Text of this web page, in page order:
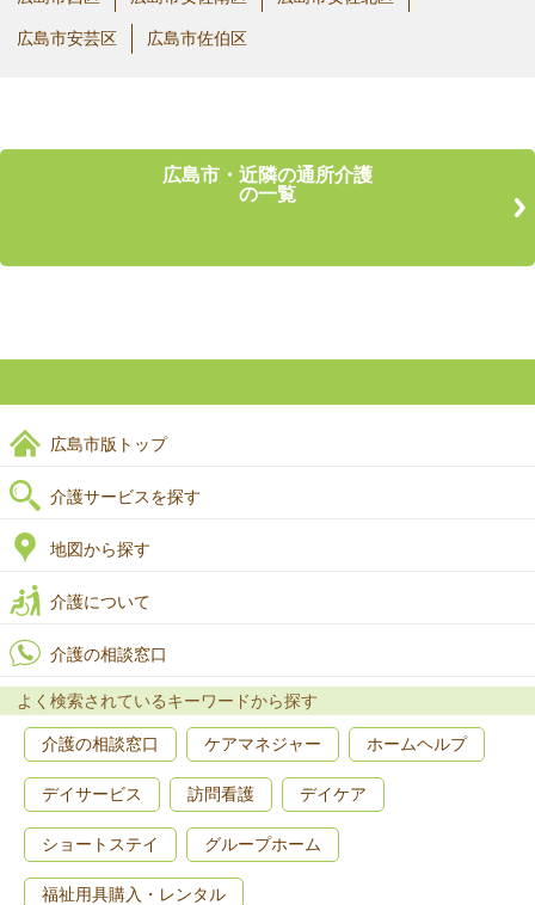
広島市安芸区 広島市佐伯区
広島市・近隣の通所介護
の一覧
広島市版トップ
介護サービスを探す
地図から探す
介護について
介護の相談窓口
よく検索されているキーワードから探す
介護の相談窓口 ケアマネジャー ホームヘルプ
デイサービス 訪問看護 デイケア
ショートステイ グループホーム
福祉用具購入・レンタル